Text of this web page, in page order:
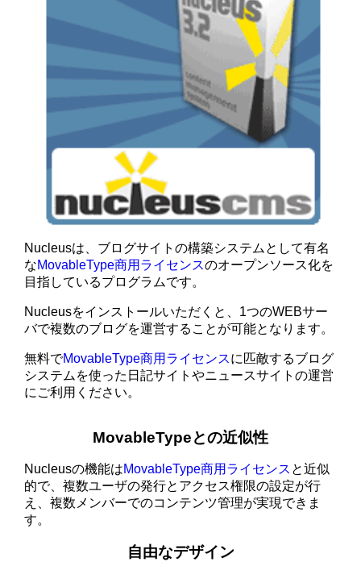
Nucleusは、ブログサイトの構築システムとして有名
なMovableType商用ライセンスのオープンソース化を
目指しているプログラムです。
Nucleusをインストールいただくと、1つのWEBサー
バで複数のブログを運営することが可能となります。
無料でMovableType商用ライセンスに匹敵するブログ
システムを使った日記サイトやニュースサイトの運営
にご利用ください。
MovableTypeとの近似性
Nucleusの機能はMovableType商用ライセンス と近似
的で、複数ユーザの発行とアクセス権限の設定が行
え、複数メンバーでのコンテンツ管理が実現できま
す。
自由なデザイン